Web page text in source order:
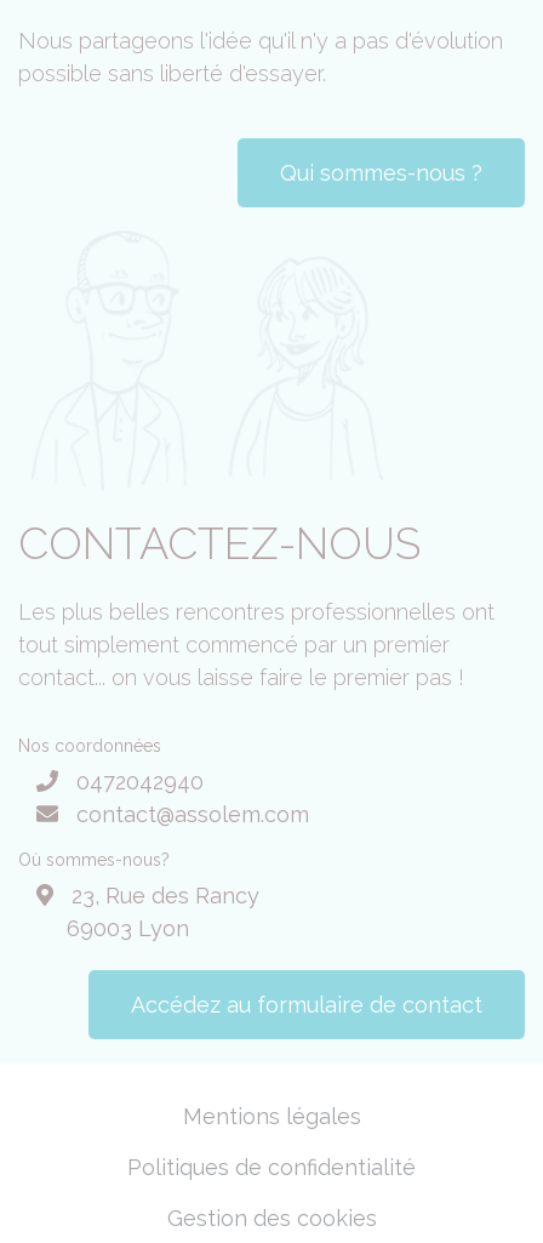
Nous partageons l'idée qu'il n'y a pas d'évolution
possible sans liberté d'essayer.
Qui sommes-nous ?
CONTACTEZ-NOUS
Les plus belles rencontres professionnelles ont
tout simplement commencé par un premier
contact... on vous laisse faire le premier pas !
Nos coordonnées
0472042940
contact@assolem.com
Où sommes-nous?
23, Rue des Rancy
69003 Lyon
Accédez au formulaire de contact
Mentions légales
Politiques de confidentialité
Gestion des cookies